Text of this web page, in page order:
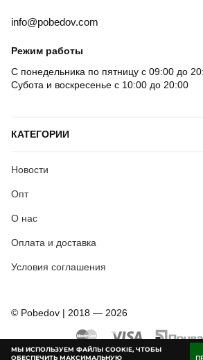
МЫ ИСПОЛЬЗУЕМ ФАЙЛЫ COOKIE, ЧТОБЫ
ОБЕСПЕЧИТЬ МАКСИМАЛЬНУЮ
info@pobedov.com
Режим работы
С понедельника по пятницу с 09:00 до
Субота и воскресенье с 10:00 до 20:00
КАТЕГОРИИ
Новости
Опт
О нас
Оплата и доставка
Условия соглашения
© Pobedov | 2018 — 2026